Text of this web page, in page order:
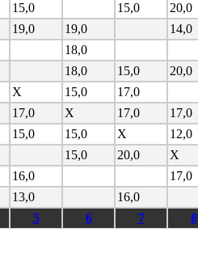
15,0 15,0 20,0
19,0 19,0 14,0
18,0
18,0 15,0 20,0
X 15,0 17,0
17,0 X 17,0 17,0
15,0 15,0 X 12,0
15,0 20,0 X
16,0 17,0
13,0 16,0
5 6 7 8